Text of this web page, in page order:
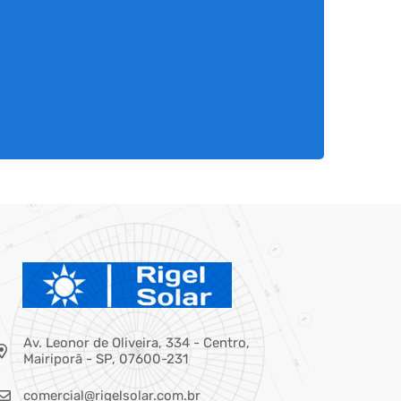
Av. Leonor de Oliveira, 334 - Centro,
Mairiporã - SP, 07600-231
comercial@rigelsolar.com.br